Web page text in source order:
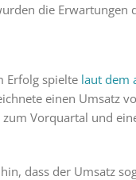
die Erwartungen
Erfolg spielte laut dem
einen Umsatz
Vorquartal und
dass der Umsatz